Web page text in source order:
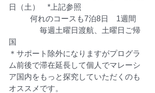
日（土）　*上記参照
           何れのコースも7泊8日　1週間
毎週土曜日渡航、土曜日ご帰
国
＊サポート除外になりますがプログラ
ム前後で滞在延長して個人でマレーシ
ア国内をもっと探究していただくのも
オススメです。